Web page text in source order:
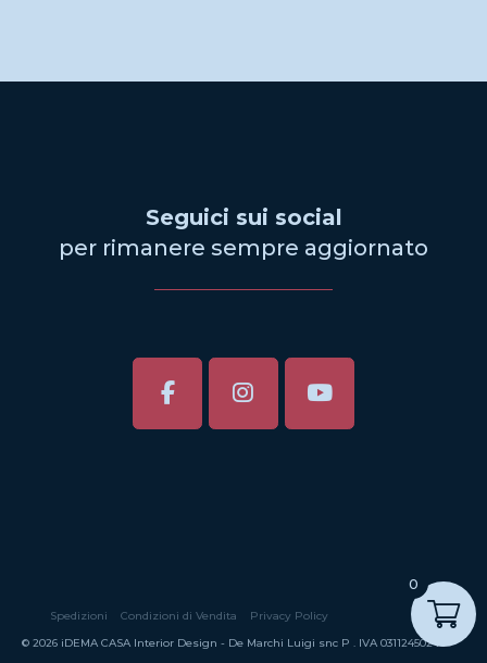
Seguici sui social
per rimanere sempre aggiornato
Spedizioni Condizioni di Vendita
Privacy Policy
© 2026 iDEMA CASA Interior Design - De Marchi Luigi snc P . IVA 03112450246
0